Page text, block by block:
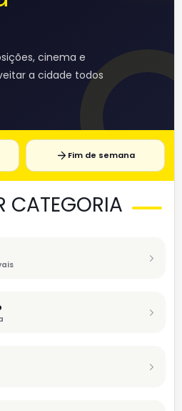
cinema e
a cidade todos
Fim de semana
CATEGORIA